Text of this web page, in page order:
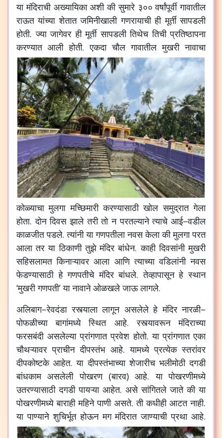
या मंदिराची अख्यायिका अशी की सुमारे ३०० वर्षांपूर्वी गावातील
राऊत यांच्या शेतात जमिनीखाली गणरायाची ही मूर्ती सापडली
होती.ज्या जागेवर ही मूर्ती सापडली तिथेच तिची प्रतिष्ठापना
करण्यात आली होती.एकदा चौल गावातील मुखरी नावाचा
कोळ्याचा मुलगा मच्छिमारी करण्यासाठी खोल समुद्रात गेला
होता.दोन दिवस झाले तरी तो न परतल्याने त्याचे आई–वडील
काळजीत पडले.त्यांनी या गणपतीला नवस केला की मुलगा परत
आला तर या ठिकाणी तुझे मंदिर बांधेन.काही दिवसांनी मुखरी
सहिसलामत किनाऱ्यावर आला आणि त्याच्या वडिलांनी नवस
फेडण्यासाठी हे गणपतीचे मंदिर बांधले.तेव्हापासून हे स्थान
‘मुखरी गणपती’या नावाने ओळखले जाऊ लागले.
अलिबाग–रेवदंडा रस्त्याला लागून असलेले हे मंदिर नारळी–
पोफळीच्या
बागांमध्ये स्थित आहे.रस्त्यावरून
मंदिराच्या
फरसबंदी असलेल्या प्रांगणात प्रवेश होतो.या प्रांगणात एका
चौथऱ्यावर प्राचीन दीपस्तंभ आहे.यामध्ये प्रत्येक स्तरांवर
दीपकोष्टके आहेत.या दीपस्तंभाच्या शेजारीच भलीमोठी दगडी
बांधकाम असलेली पोखरण(बारव)आहे.या पोखरणीमध्ये
उतरण्यासाठी दगडी पायऱ्या आहेत. असे सांगितले जाते की या
पोखरणीमध्ये बाराही महिने पाणी असते.ती कधीही आटत नाही.
या पाण्याने शुचिर्भूत होऊन मग मंदिरात जाण्याची प्रथा आहे.